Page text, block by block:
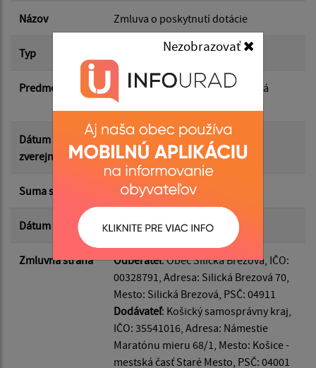
Nezobrazovať
Dátum do:
Suma od:
Suma do:
Typ:
Filtrovať Reset
Názov Zmluva o poskytnutí dotácie
Typ Hlavná zmluva
Predmet
Stoličky pre kultúrny dom Silická
Brezová
Dátum
zverejnenia
12.06.2026
Suma s DPH* 1 000.00 €
Dátum uzavretia 20.05.2026
Zmluvná strana Odberateľ: Obec Silická Brezová, IČO:
00328791, Adresa: Silická Brezová 70,
Mesto: Silická Brezová, PSČ: 04911
Dodávateľ: Košický samosprávny kraj,
IČO: 35541016, Adresa: Námestie
Maratónu mieru 68/1, Mesto: Košice -
mestská časť Staré Mesto, PSČ: 04001